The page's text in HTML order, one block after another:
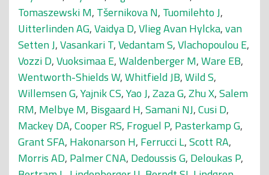
Tomaszewski M, Tšernikova N, Tuomilehto J,
Uitterlinden AG,Vaidya D,Vlieg Avan Hylcka,van
Setten J,Vasankari T,Vedantam S,Vlachopoulou E,
Vozzi D,Vuoksimaa E,Waldenberger M,Ware EB,
Wentworth-Shields W,Whitfield JB,Wild S,
Willemsen G,Yajnik CS,Yao J,Zaza G,Zhu X,Salem
RM, Melbye M, Bisgaard H,Samani NJ,Cusi D,
Mackey DA,Cooper RS, Froguel P, Pasterkamp G,
Grant SFA, Hakonarson H, Ferrucci L,Scott RA,
Morris AD, Palmer CNA, Dedoussis G, Deloukas P,